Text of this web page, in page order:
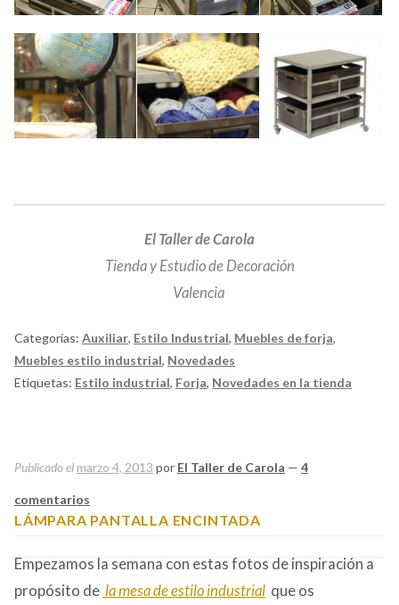
El Taller de Carola
Tienda y Estudio de Decoración
Valencia
Categorías: Auxiliar, Estilo Industrial, Muebles de forja,
Muebles estilo industrial, Novedades
Etiquetas: Estilo industrial, Forja, Novedades en la tienda
Publicado el marzo 4, 2013 por El Taller de Carola — 4
comentarios
LÁMPARA PANTALLA ENCINTADA
Empezamos la semana con estas fotos de inspiración a
propósito de la mesa de estilo industrial que os